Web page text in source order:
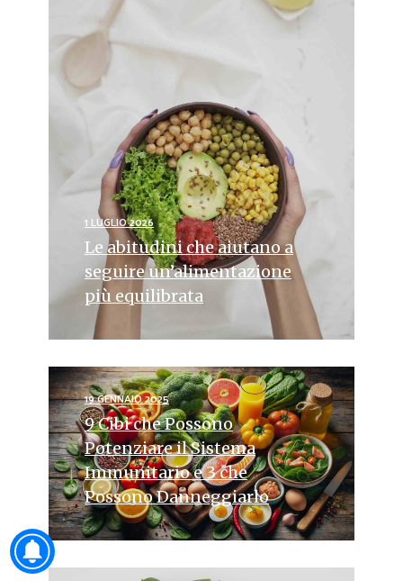
1 LUGLIO 2026
Le abitudini che aiutano a
seguire un’alimentazione
più equilibrata
19 GENNAIO 2025
9 Cibi che Possono
Potenziare il Sistema
Immunitario e 3 che
Possono Danneggiarlo